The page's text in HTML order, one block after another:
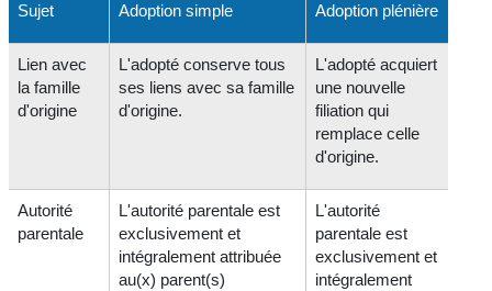
Sujet Adoption simple Adoption plénière
Lien avec
la famille
d'origine
L'adopté conserve tous
ses liens avec sa famille
d'origine.
L'adopté acquiert
une nouvelle
filiation qui
remplace celle
d'origine.
Autorité
parentale
L'autorité parentale est
exclusivement et
intégralement attribuée
au(x) parent(s)
L'autorité
parentale est
exclusivement et
intégralement